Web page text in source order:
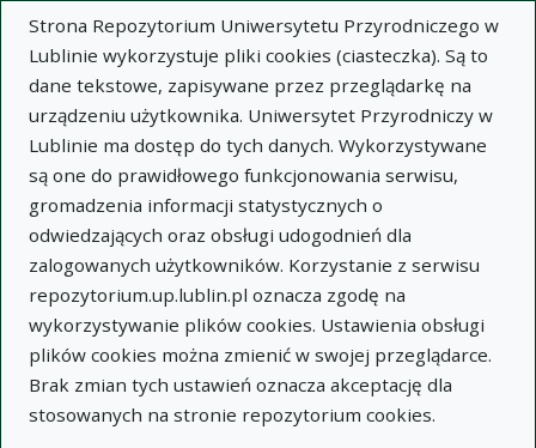
Strona Repozytorium Uniwersytetu Przyrodniczego w
Lublinie wykorzystuje pliki cookies (ciasteczka). Są to
dane tekstowe, zapisywane przez przeglądarkę na
urządzeniu użytkownika. Uniwersytet Przyrodniczy w
Lublinie ma dostęp do tych danych. Wykorzystywane
są one do prawidłowego funkcjonowania serwisu,
gromadzenia informacji statystycznych o
odwiedzających oraz obsługi udogodnień dla
zalogowanych użytkowników. Korzystanie z serwisu
repozytorium.up.lublin.pl oznacza zgodę na
wykorzystywanie plików cookies. Ustawienia obsługi
plików cookies można zmienić w swojej przeglądarce.
Brak zmian tych ustawień oznacza akceptację dla
stosowanych na stronie repozytorium cookies.
Repozytorium Uniwersytetu
Przyrodniczego w Lublinie
Indeksy
Akcje na kolekcjach Wyczyść Zaznacz wszystko
Kolekcje(automatyczne przeładowanie treści)
Publikacje naukowe
Materiały audiowizualne